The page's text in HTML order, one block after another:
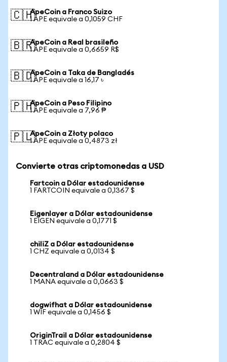
🇨🇭ApeCoin a Franco Suizo
1 APE equivale a 0,1059 CHF
🇧🇷ApeCoin a Real brasileño
1 APE equivale a 0,6659 R$
🇧🇩ApeCoin a Taka de Bangladés
1 APE equivale a 16,17 ৳
🇵🇭ApeCoin a Peso Filipino
1 APE equivale a 7,96 ₱
🇵🇱ApeCoin a Złoty polaco
1 APE equivale a 0,4873 zł
Convierte otras criptomonedas a USD
Fartcoin a Dólar estadounidense
1 FARTCOIN equivale a 0,1367 $
Eigenlayer a Dólar estadounidense
1 EIGEN equivale a 0,1771 $
chiliZ a Dólar estadounidense
1 CHZ equivale a 0,0134 $
Decentraland a Dólar estadounidense
1 MANA equivale a 0,0663 $
dogwifhat a Dólar estadounidense
1 WIF equivale a 0,1456 $
OriginTrail a Dólar estadounidense
1 TRAC equivale a 0,2804 $